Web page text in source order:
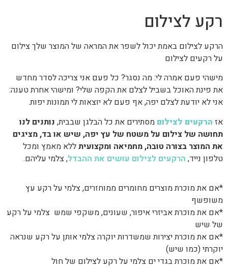
רקע לצילום
הרקע לצילום באמת יכול לשפר את המראה של המוצר שלך צילום
על רקעים לצילום
מישהי פעם אמרה לי: מה נסגר? כל פעם אני צריכה לסדר מחדש
את פינת האוכל בשביל לצלם את הקפה שלי? ומישהי אחרת טענה:
אני לא יודעת לצלם יפה, אף פעם לא יוצאות לי תמונות יפות.
אז הרקעים לצילום מסתירים את כל הבלגן שבבית, נותנים לנו
תחושה של צילום על משטח של עץ יפה, שיש או בד, מציגים
את המוצר בצורה טובה, מחמיאה ומקצועיתללא מאמץ ומכל
טלפון נייד, הרקעים לצילום עושים את ההבדל, צלמי עליהם.
*אם את מוכרת מוצרים מחומרים ממוחזרים, צלמי על רקע עץ
משופשף
*אם את מוכרת אביזרי איפור, שעונים, משקפי שמש צלמי על רקע
של שיש
*אם את מוכרת יצירות שמשדרות יוקרה צלמי אותן על רקע שנראה
יוקרתי (כמו שיש)
*אם את מוכרת בגדי ים צלמי על רקע לצילום של חול